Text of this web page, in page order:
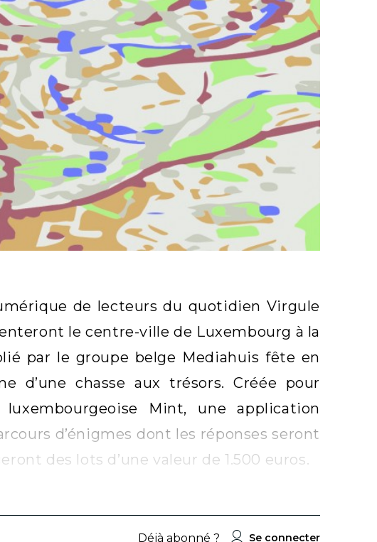
de lecteurs du quotidien Virgule
le centre-ville de Luxembourg à la
par le groupe belge Mediahuis fête en
d’une chasse aux trésors. Créée pour
luxembourgeoise Mint, une application
d’énigmes dont les réponses seront
des lots d’une valeur de 1.500 euros.
Déjà abonné ? Se connecter